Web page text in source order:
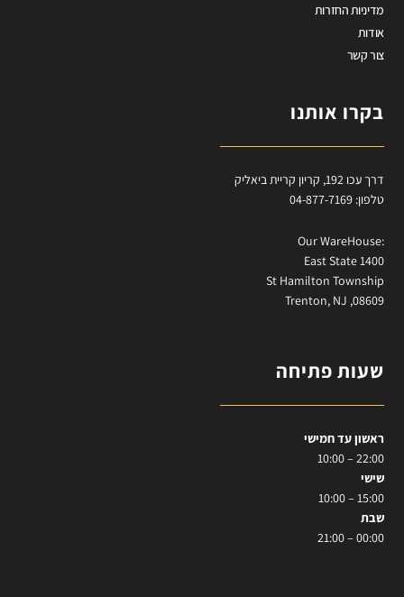
מדיניות החזרות
אודות
צור קשר
בקרו אותנו
דרך עכו 192, קריון קריית ביאליק
טלפון: 04-877-7169
:Our WareHouse
East State 1400
St Hamilton Township
Trenton, NJ ,08609
שעות פתיחה
ראשון עד חמישי
22:00 – 10:00
שישי
15:00 – 10:00
שבת
00:00 – 21:00